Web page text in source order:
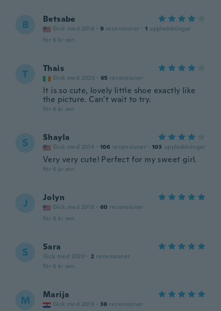
B Betsabe
Gick med 2016 · 9 recensioner · 1 uppladdningar
för 6 år sen
T Thais
Gick med 2020 · 65 recensioner
It is so cute, lovely little shoe exactly like
the picture. Can’t wait to try.
för 6 år sen
S Shayla
Gick med 2014 · 106 recensioner · 103 uppladdningar
Very very cute! Perfect for my sweet girl.
för 6 år sen
J Jolyn
Gick med 2018 · 60 recensioner
för 6 år sen
S Sara
Gick med 2020 · 2 recensioner
för 6 år sen
M Marija
Gick med 2019 · 36 recensioner